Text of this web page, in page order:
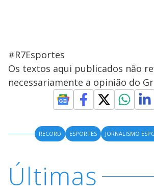
#R7Esportes
Os textos aqui publicados não
necessariamente a opinião do
RECORD ESPORTES JORNALISMO
Últimas